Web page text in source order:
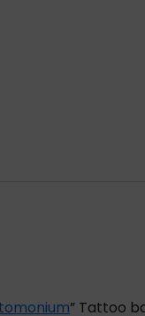
” Tattoo